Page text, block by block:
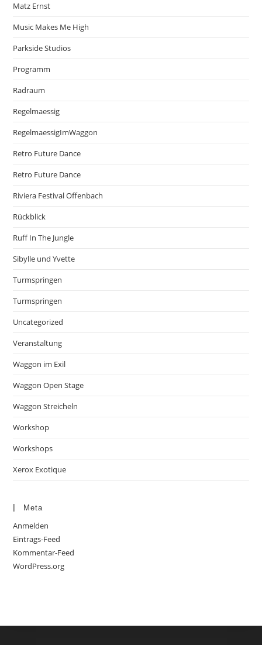
Matz Ernst
Music Makes Me High
Parkside Studios
Programm
Radraum
Regelmaessig
RegelmaessigImWaggon
Retro Future Dance
Retro Future Dance
Riviera Festival Offenbach
Rückblick
Ruff In The Jungle
Sibylle und Yvette
Turmspringen
Turmspringen
Uncategorized
Veranstaltung
Waggon im Exil
Waggon Open Stage
Waggon Streicheln
Workshop
Workshops
Xerox Exotique
Meta
Anmelden
Eintrags-Feed
Kommentar-Feed
WordPress.org